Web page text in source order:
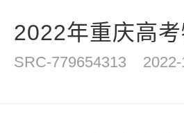
2022年重庆高
SRC-779654313